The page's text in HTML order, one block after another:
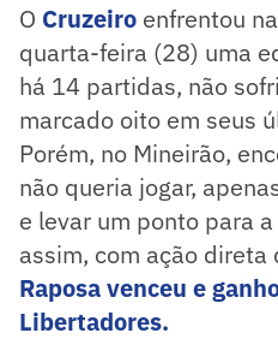
O Cruzeiro enfrentou
quarta-feira (28) uma
há 14 partidas, não
marcado oito em seus
Porém, no Mineirão,
não queria jogar,
e levar um ponto para
assim, com ação direta
Raposa venceu e
Libertadores.